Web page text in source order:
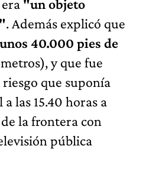
era "un objeto
. Además explicó que
40.000 pies de
y que fue
que suponía
las 15.40 horas a
la frontera con
pública